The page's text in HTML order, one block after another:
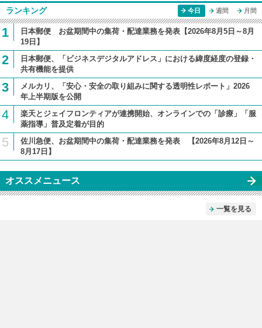
ランキング 今日 週間 月間
1
日本郵便 お盆期間中の集荷・配達業務を発表【2026年8月5日～8月
19日】
2
日本郵便、「ビジネスデジタルアドレス」における緯度経度の登録・
共有機能を提供
3
メルカリ、「安心・安全の取り組みに関する透明性レポート」2026
年上半期版を公開
4
楽天とジェイフロンティアが連携開始、オンラインでの「診療」「服
薬指導」普及定着が目的
5
佐川急便、お盆期間中の集荷・配達業務を発表 【2026年8月12日～
8月17日】
オススメニュース
一覧を見る